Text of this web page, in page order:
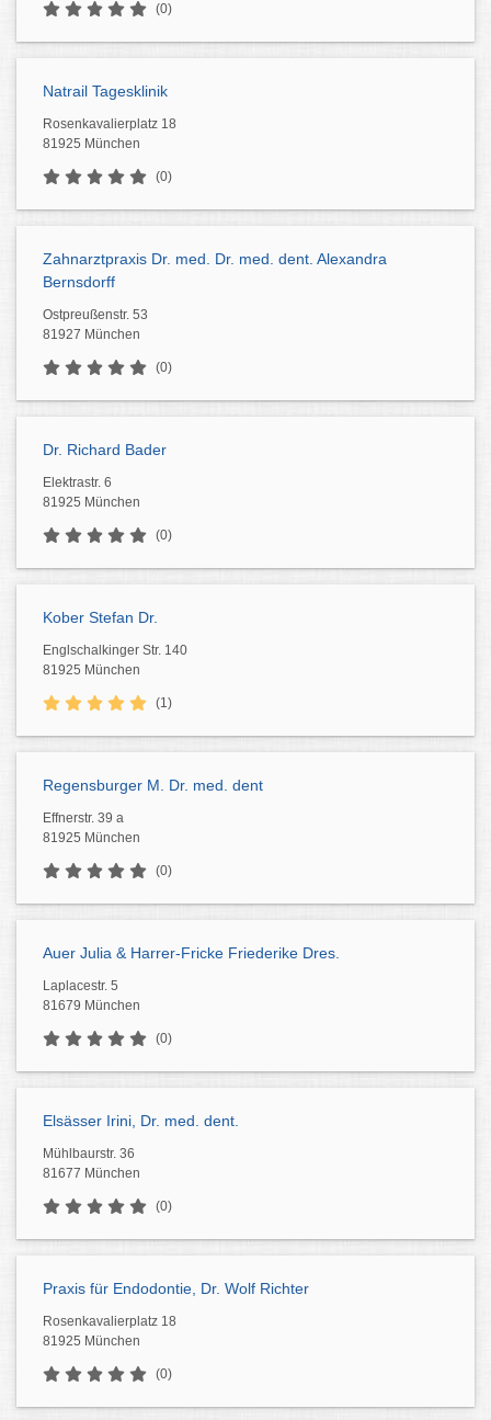
(0)
Natrail Tagesklinik
Rosenkavalierplatz 18
81925 München
(0)
Zahnarztpraxis Dr. med. Dr. med. dent. Alexandra
Bernsdorff
Ostpreußenstr. 53
81927 München
(0)
Dr. Richard Bader
Elektrastr. 6
81925 München
(0)
Kober Stefan Dr.
Englschalkinger Str. 140
81925 München
(1)
Regensburger M. Dr. med. dent
Effnerstr. 39 a
81925 München
(0)
Auer Julia & Harrer-Fricke Friederike Dres.
Laplacestr. 5
81679 München
(0)
Elsässer Irini, Dr. med. dent.
Mühlbaurstr. 36
81677 München
(0)
Praxis für Endodontie, Dr. Wolf Richter
Rosenkavalierplatz 18
81925 München
(0)